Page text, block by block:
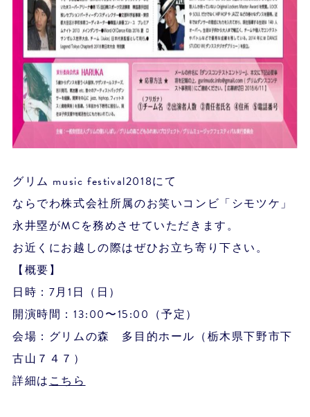
グリム music festival2018にて
ならでわ株式会社所属のお笑いコンビ「シモツケ」
永井塁がMCを務めさせていただきます。
お近くにお越しの際はぜひお立ち寄り下さい。
【概要】
日時：7月1日（日）
開演時間：13:00〜15:00（予定）
会場：グリムの森 多目的ホール（栃木県下野市下
古山７４７）
詳細はこちら